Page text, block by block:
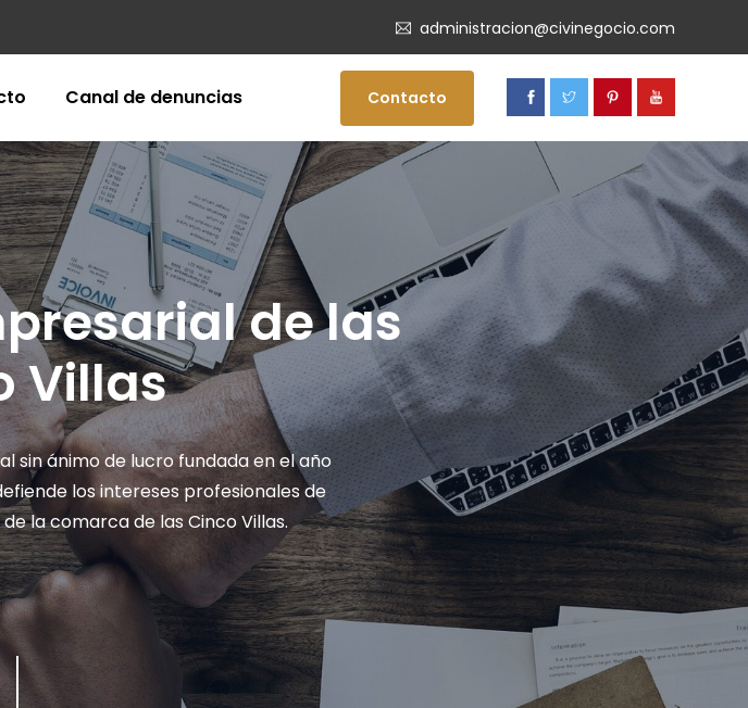
administracion@civinegocio.com
Canal de denuncias Contacto
de las
Villas
sin ánimo de lucro fundada en el año
los intereses profesionales de
la comarca de las Cinco Villas.